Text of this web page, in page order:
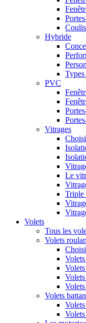
Hybride
Types
PVC
Vitrages
Le
Triple
Volets
Tous les
Volets
Volets